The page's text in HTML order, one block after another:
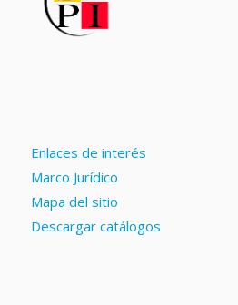
Enlaces de interés
Marco Jurídico
Mapa del sitio
Descargar catálogos